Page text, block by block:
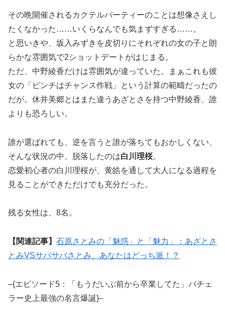
その晩開催されるカクテルパーティーのことは想像さえし
たくなかった……いくらなんでも気まずすぎる……。
と思いきや、坂入みずきを皮切りにそれぞれの女の子と朗
らかな雰囲気で2ショットデートがはじまる。
ただ、中野綾香だけは雰囲気が違っていた。まぁこれも彼
女の「ピンチはチャンス作戦」という計算の範疇だったの
だが。休井美郷とはまた違うあざとさを持つ中野綾香、誰
よりも恐ろしい。
誰が選ばれても、逆を言うと誰が落ちてもおかしくない、
そんな状況の中、脱落したのは白川理桜。
恋愛初心者の白川理桜が、黄皓を通して大人になる過程を
見ることができただけでも充分だった。
残る女性は、8名。
【関連記事】 石原さとみの「魅惑」と「魅力」：あざとさ
とみVSサバサバさとみ、あなたはどっち派！？
–{エピソード5：「もうだいぶ前から卒業してた」バチェ
ラー史上最強の名言爆誕}–